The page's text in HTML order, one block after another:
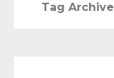
Tag Archive